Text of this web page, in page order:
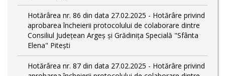
Hotărârea nr. 86 din data 27.02.2025 - Hotărâre privind
aprobarea încheierii protocolului de colaborare dintre
Consiliul Județean Argeș și Grădinița Specială "Sfânta
Elena" Pitești
Hotărârea nr. 87 din data 27.02.2025 - Hotărâre privind